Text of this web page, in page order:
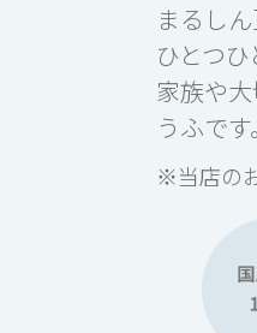
まるし
ひとつひ
家族や
うふで
※当店の